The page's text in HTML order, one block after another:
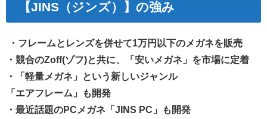
【JINS（ジンズ）】の強み
・フレームとレンズを併せて1万円以下のメガネを販売
・競合のZoff(ゾフ)と共に、「安いメガネ」を市場に定着
・
「軽量メガネ」という新しいジャンル
「エアフレーム」も開発
・最近話題のPCメガネ「JINS PC」も開発